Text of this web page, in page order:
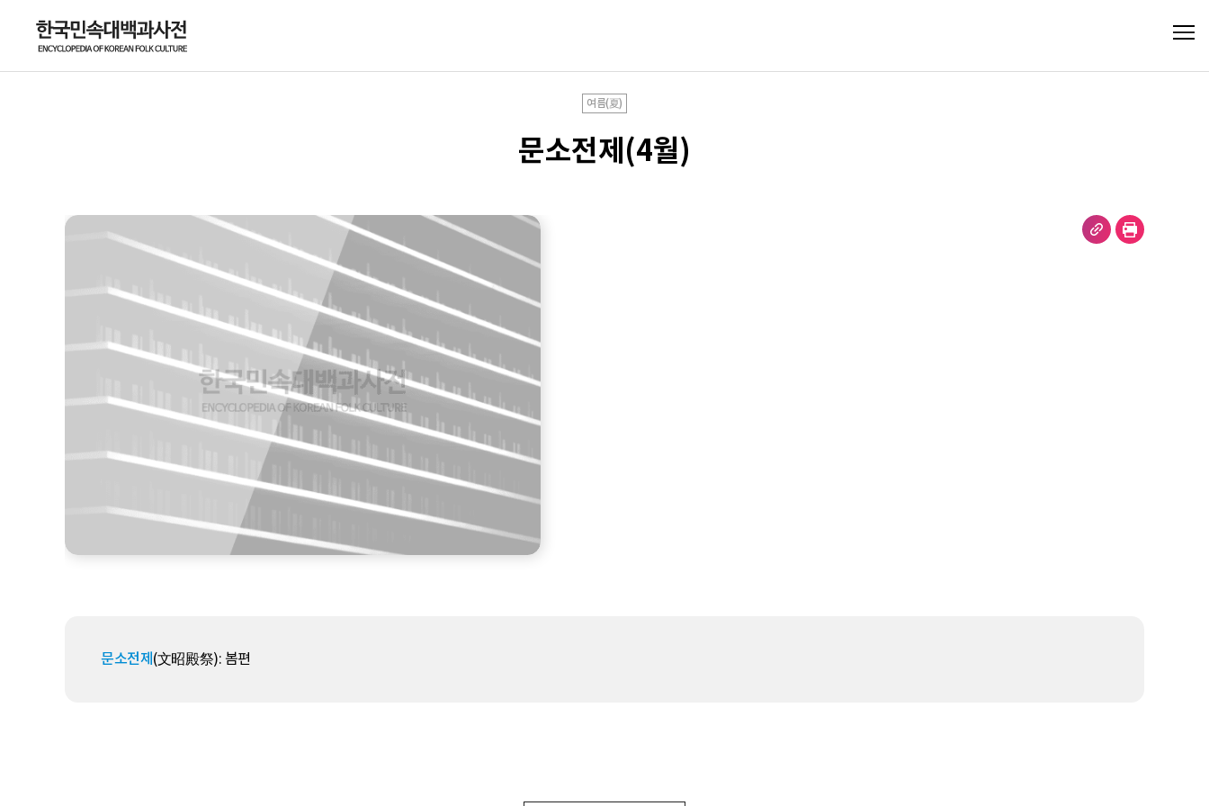
여름(夏)
문소전제(4월)
문소전제 (文昭殿祭): 봄편